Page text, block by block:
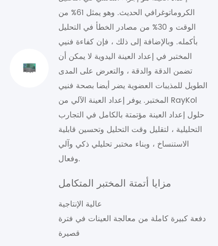
الكروماتوغرافي الحديث. وهو يمثل 61% من
الوقت و 30% من مصادر الخطأ في التحليل
بأكمله. وبالإضافة إلى ذلك ، فإن كفاءة فنيي
المختبر في إعداد العينة اليدوية لا يمكن أن
تضمن الدقة والدقة ، والتعرض على المدى
الطويل للمذيبات العضوية يضر أيضا بصحة فنيي
المختبر. يوفر إعداد العينة الآلي من RayKol
حلول إعداد العينة مؤتمتة بالكامل في التجارب
التحليلية ، لتقليل وقت التحليل وتحسين قابلية
الاستنساخ ، وبناء مختبر تحليلي ذكي وآلي
وفعال.
مزايا أتمتة المختبر المتكامل
عالية الإنتاجية
دفعة كبيرة كاملة من معالجة العينات في فترة
قصيرة